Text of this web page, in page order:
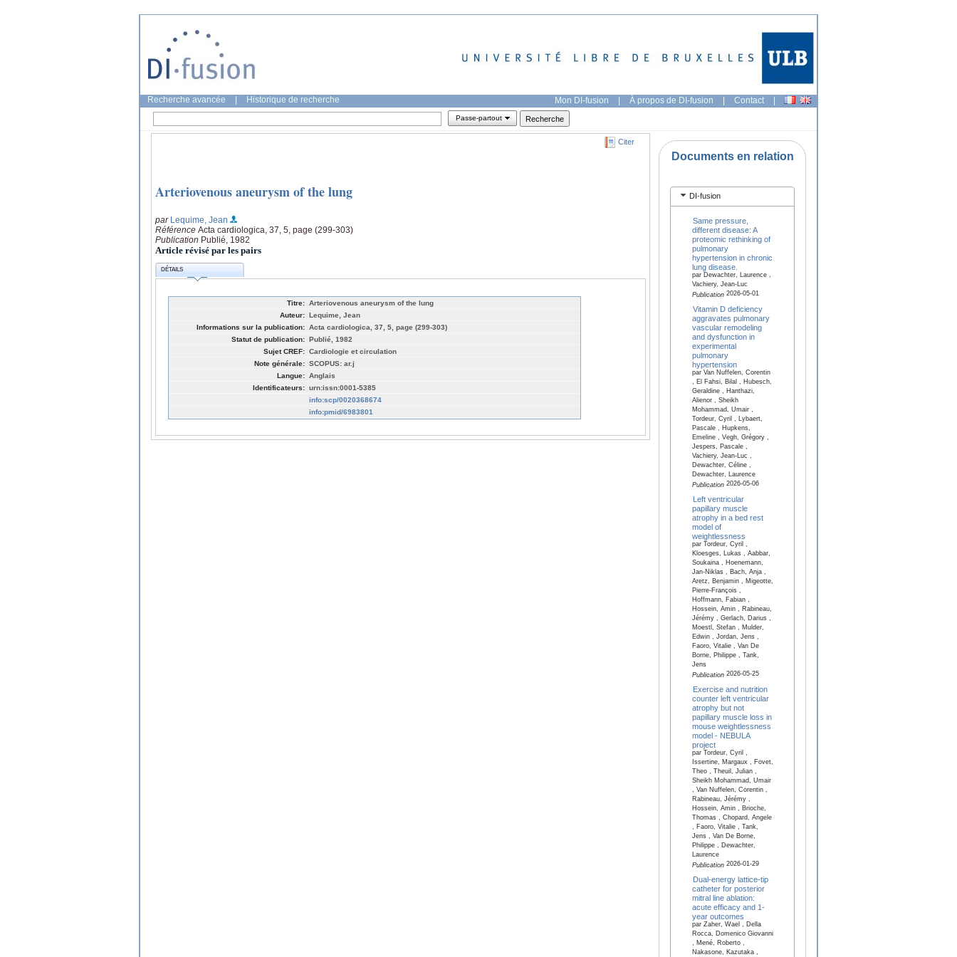
Recherche avancée Historique de recherche Mon DI-fusion | À propos de DI-fusion | Contact |
Passe-partout
Citer
Arteriovenous aneurysm of the lung
par Lequime, Jean
Référence Acta cardiologica, 37, 5, page (299-303)
Publication Publié, 1982
Article révisé par les pairs
DÉTAILS
Titre: Arteriovenous aneurysm of the lung
Auteur: Lequime, Jean
Informations sur la publication: Acta cardiologica, 37, 5, page (299-303)
Statut de publication: Publié, 1982
Sujet CREF: Cardiologie et circulation
Note générale: SCOPUS: ar.j
Langue: Anglais
Identificateurs: urn:issn:0001-5385
info:scp/0020368674
info:pmid/6983801
Documents en relation
DI-fusion
Same pressure,
different disease: A
proteomic rethinking of
pulmonary
hypertension in chronic
lung disease.
par Dewachter, Laurence ,
Vachiery, Jean-Luc
Publication2026-05-01
Vitamin D deficiency
aggravates pulmonary
vascular remodeling
and dysfunction in
experimental
pulmonary
hypertension
par Van Nuffelen, Corentin
, El Fahsi, Bilal , Hubesch,
Geraldine , Hanthazi,
Alienor , Sheikh
Mohammad, Umair ,
Tordeur, Cyril , Lybaert,
Pascale , Hupkens,
Emeline , Vegh, Grégory ,
Jespers, Pascale ,
Vachiery, Jean-Luc ,
Dewachter, Céline ,
Dewachter, Laurence
Publication2026-05-06
Left ventricular
papillary muscle
atrophy in a bed rest
model of
weightlessness
par Tordeur, Cyril ,
Kloesges, Lukas , Aabbar,
Soukaina , Hoenemann,
Jan-Niklas , Bach, Anja ,
Aretz, Benjamin , Migeotte,
Pierre-François ,
Hoffmann, Fabian ,
Hossein, Amin , Rabineau,
Jérémy , Gerlach, Darius ,
Moestl, Stefan , Mulder,
Edwin , Jordan, Jens ,
Faoro, Vitalie , Van De
Borne, Philippe , Tank,
Jens
Publication2026-05-25
Exercise and nutrition
counter left ventricular
atrophy but not
papillary muscle loss in
mouse weightlessness
model - NEBULA
project
par Tordeur, Cyril ,
Issertine, Margaux , Fovet,
Theo , Theuil, Julian ,
Sheikh Mohammad, Umair
, Van Nuffelen, Corentin ,
Rabineau, Jérémy ,
Hossein, Amin , Brioche,
Thomas , Chopard, Angele
, Faoro, Vitalie , Tank,
Jens , Van De Borne,
Philippe , Dewachter,
Laurence
Publication2026-01-29
Dual-energy lattice-tip
catheter for posterior
mitral line ablation:
acute efficacy and 1-
year outcomes
par Zaher, Wael , Della
Rocca, Domenico Giovanni
, Mené, Roberto ,
Nakasone, Kazutaka ,